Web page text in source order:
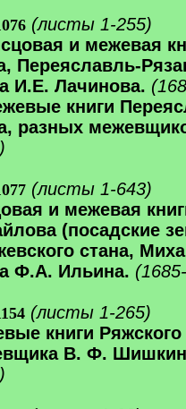
(листы 1-255)
и межевая
Переяславль-
И.Е. Лачинова.
книги
разных
(листы 1-643)
и межевая
(посадские
стана,
Ф.А. Ильина.
(листы 1-265)
книги Ряжского
В. Ф.